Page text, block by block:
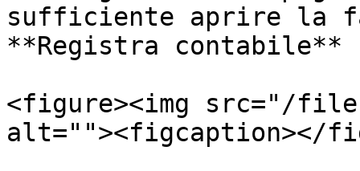
sufficiente aprire la
**Registra contabile**
<figure><img src="/
alt=""><figcaption></